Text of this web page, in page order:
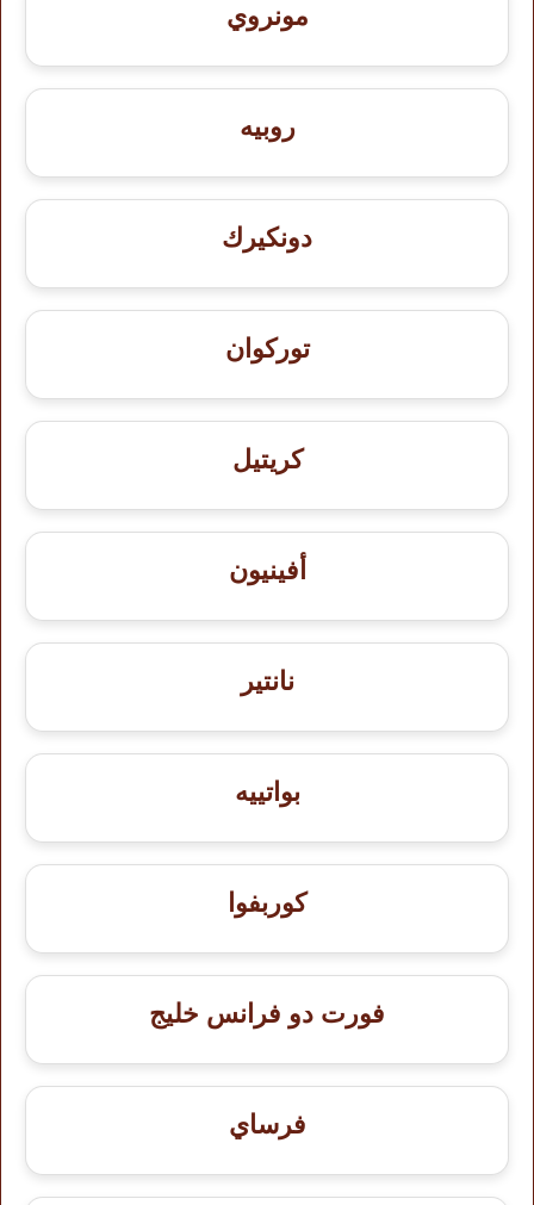
مونروي
روبيه
دونكيرك
توركوان
كريتيل
أفينيون
نانتير
بواتييه
كوربفوا
فورت دو فرانس خليج
فرساي